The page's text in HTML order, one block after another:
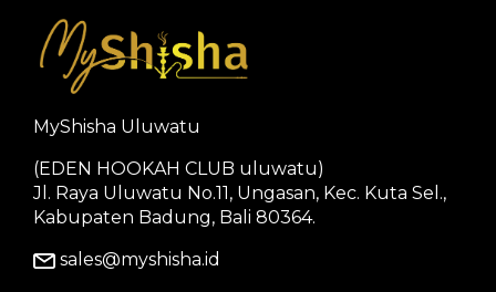
MyShisha Uluwatu
(EDEN HOOKAH CLUB uluwatu)
Jl. Raya Uluwatu No.11, Ungasan, Kec. Kuta Sel.,
Kabupaten Badung, Bali 80364.
sales@myshisha.id